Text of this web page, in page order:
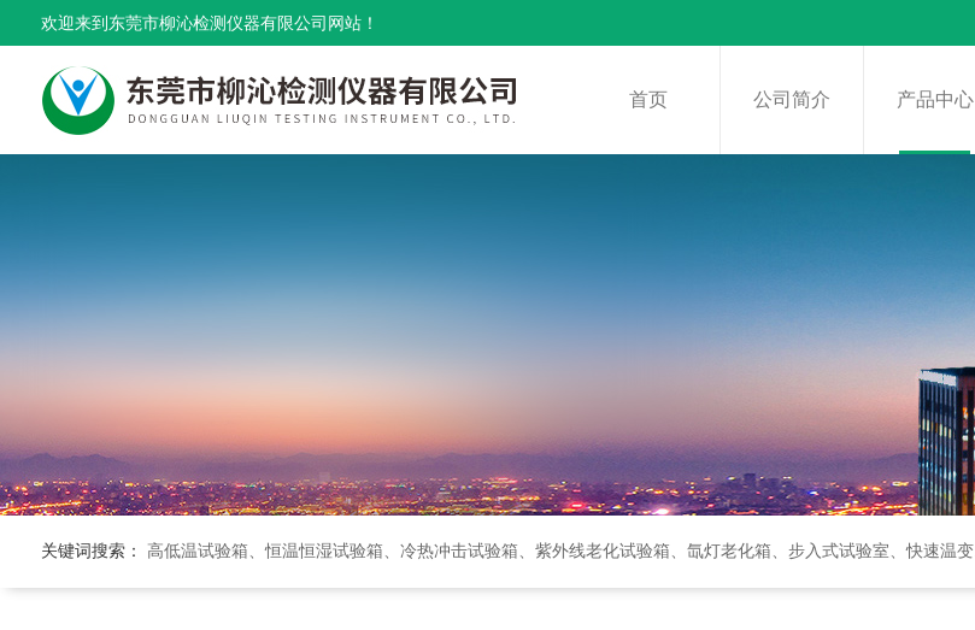
欢迎来到东莞市柳沁检测仪器有限公司网站！
首页 公司简介 产品中心
关键词搜索： 高低温试验箱、恒温恒湿试验箱、冷热冲击试验箱、紫外线老化试验箱、氙灯老化箱、步入式试验室、快速温变箱、盐雾试验箱等等